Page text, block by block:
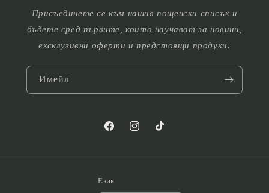
Присъединете се към нашия пощенски списък и
бъдете сред първите, които научават за новини,
ексклузивни оферти и предстоящи продуки.
Имейл
FacebookInstagramTikTok
Език